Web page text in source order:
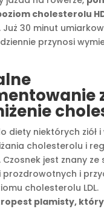
cholesterolu
Już 30 minut
przynosi
diety niektórych ziół
cholesterolu i
jest znany ze
prozdrowotnych i
cholesterolu LDL.
plamisty, który